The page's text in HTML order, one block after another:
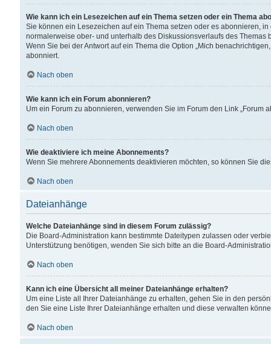
Wie kann ich ein Lesezeichen auf ein Thema setzen oder ein Thema
Sie können ein Lesezeichen auf ein Thema setzen oder es abonnieren,
normalerweise ober- und unterhalb des Diskussionsverlaufs des Themas
Wenn Sie bei der Antwort auf ein Thema die Option „Mich
abonniert.
Nach oben
Wie kann ich ein Forum abonnieren?
Um ein Forum zu abonnieren, verwenden Sie im Forum den Link „Forum
Nach oben
Wie deaktiviere ich meine Abonnements?
Wenn Sie mehrere Abonnements deaktivieren möchten, so können Sie
Nach oben
Dateianhänge
Welche Dateianhänge sind in diesem Forum zulässig?
Die Board-Administration kann bestimmte Dateitypen zulassen oder
Unterstützung benötigen, wenden Sie sich bitte an die Board-
Nach oben
Kann ich eine Übersicht all meiner Dateianhänge erhalten?
Um eine Liste all Ihrer Dateianhänge zu erhalten, gehen Sie in den
den Sie eine Liste Ihrer Dateianhänge erhalten und diese verwalten
Nach oben